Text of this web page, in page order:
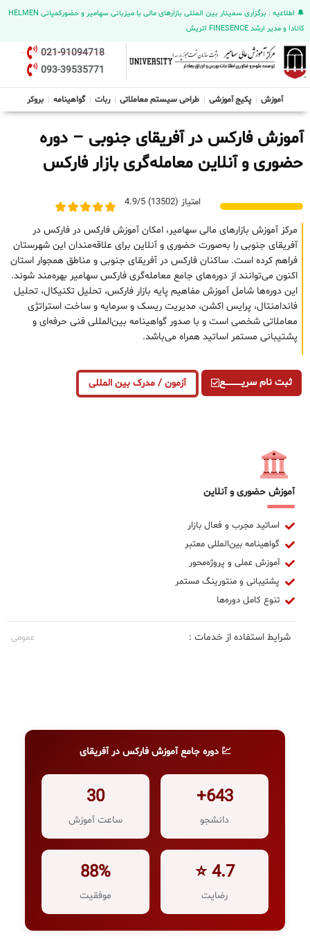
🔔 اطلاعیه : برگزاری سمینار بین المللی بازارهای مالی با میزبانی سهامیر و حضورکمپانی HELMEN
کانادا و مدیر ارشد FINESENCE اتریش
021-91094718
093-39535771
آموزش پکیج آموزشی طراحی سیستم معاملاتی ربات گواهینامه بروکر
آموزش فارکس در آفریقای جنوبی – دوره
حضوری و آنلاین معامله‌گری بازار فارکس
امتیاز (13502) 4.9/5
مرکز آموزش بازارهای مالی سهامیر، امکان آموزش فارکس در فارکس در
آفریقای جنوبی را به‌صورت حضوری و آنلاین برای علاقه‌مندان این شهرستان
فراهم کرده است. ساکنان فارکس در آفریقای جنوبی و مناطق همجوار استان
اکنون می‌توانند از دوره‌های جامع معامله‌گری فارکس سهامیر بهره‌مند شوند.
این دوره‌ها شامل آموزش مفاهیم پایه بازار فارکس، تحلیل تکنیکال، تحلیل
فاندامنتال، پرایس اکشن، مدیریت ریسک و سرمایه و ساخت استراتژی
معاملاتی شخصی است و با صدور گواهینامه بین‌المللی فنی حرفه‌ای و
پشتیبانی مستمر اساتید همراه می‌باشد.
ثبت نام سریــــــــــــع آزمون / مدرک بین المللی
آموزش حضوری و آنلاین
اساتید مجرب و فعال بازار
گواهینامه بین‌المللی معتبر
آموزش عملی و پروژه‌محور
پشتیبانی و منتورینگ مستمر
تنوع کامل دوره‌ها
شرایط استفاده از خدمات : عمومی
💹 دوره جامع آموزش فارکس در آفریقای
643+
دانشجو
30
ساعت آموزش
4.7 ⭐
رضایت
88%
موفقیت